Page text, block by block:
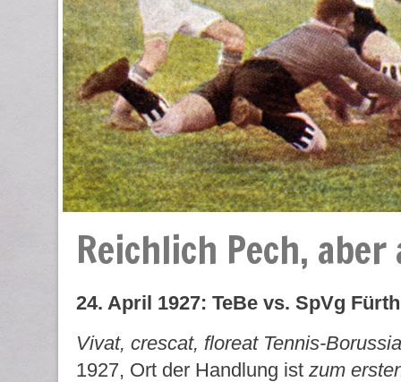
Reichlich Pech,
24. April 1927: TeBe vs. SpVg Fürth
Vivat, crescat, floreat Tennis-
1927, Ort der Handlung ist zum